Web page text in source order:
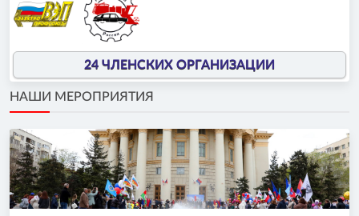
24 ЧЛЕНСКИХ ОРГАНИЗАЦИИ
НАШИ МЕРОПРИЯТИЯ